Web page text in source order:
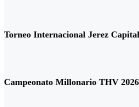
Torneo Internacional Jerez
Campeonato Millonario THV 2026